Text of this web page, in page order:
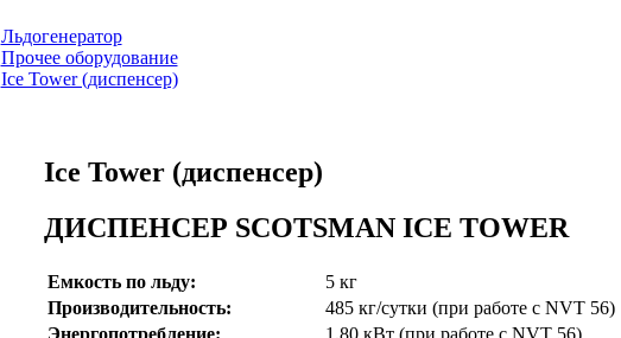
Льдогенератор
Прочее оборудование
Ice Tower (диспенсер)
Ice Tower (диспенсер)
ДИСПЕНСЕР SCOTSMAN ICE TOWER
Емкость по льду:
5 кг
Производительность:
485 кг/сутки (при работе с NVT 56)
Энергопотребление:
1,80 кВт (при работе с NVT 56)